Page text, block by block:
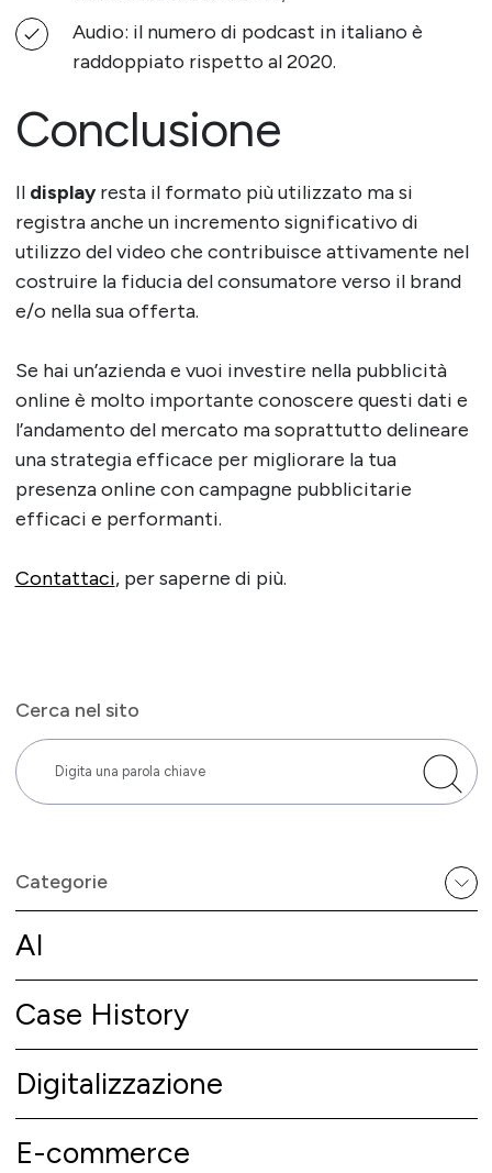
Cerca nel sito
Categorie
AI
Case History
Digitalizzazione
E-commerce
Audio: il numero di podcast in italiano è
raddoppiato rispetto al 2020.
Conclusione
Il displayresta il formato più utilizzato ma si
registra anche un incremento significativo di
utilizzo del video che contribuisce attivamente nel
costruire la fiducia del consumatore verso il brand
e/o nella sua offerta.
Se hai un’azienda e vuoi investire nella pubblicità
online è molto importante conoscere questi dati e
l’andamento del mercato ma soprattutto delineare
una strategia efficace per migliorare la tua
presenza online con campagne pubblicitarie
efficaci e performanti.
Contattaci, per saperne di più.